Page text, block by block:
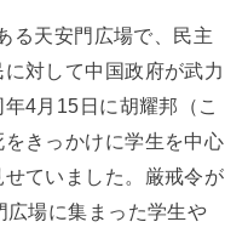
る天安門広場で、民主
対して中国政府が武力
4月15日に胡耀邦（こ
きっかけに学生を中心
ていました。厳戒令が
広場に集まった学生や